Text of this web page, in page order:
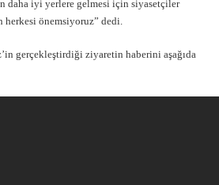
iyi yerlere gelmesi için siyasetçiler
herkesi önemsiyoruz” dedi.
gerçekleştirdiği ziyaretin haberini aşağıda